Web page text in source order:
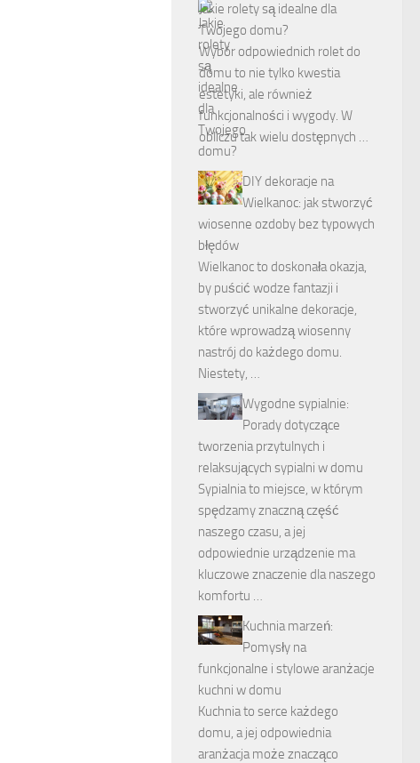
Jakie rolety są idealne dla
Twojego domu?
Wybór odpowiednich rolet do
domu to nie tylko kwestia
estetyki, ale również
funkcjonalności i wygody. W
obliczu tak wielu dostępnych …
DIY dekoracje na
Wielkanoc: jak stworzyć
wiosenne ozdoby bez typowych
błędów
Wielkanoc to doskonała okazja,
by puścić wodze fantazji i
stworzyć unikalne dekoracje,
które wprowadzą wiosenny
nastrój do każdego domu.
Niestety, …
Wygodne sypialnie:
Porady dotyczące
tworzenia przytulnych i
relaksujących sypialni w domu
Sypialnia to miejsce, w którym
spędzamy znaczną część
naszego czasu, a jej
odpowiednie urządzenie ma
kluczowe znaczenie dla naszego
komfortu …
Kuchnia marzeń:
Pomysły na
funkcjonalne i stylowe aranżacje
kuchni w domu
Kuchnia to serce każdego
domu, a jej odpowiednia
aranżacja może znacząco